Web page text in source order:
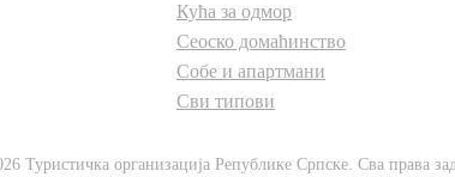
Кућа за одмор
Сеоско домаћинство
Собе и апартмани
Сви типови
Туристичка организација Републике Српске. Сва права